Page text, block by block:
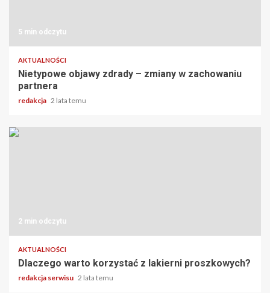
5 min odczytu
AKTUALNOŚCI
Nietypowe objawy zdrady – zmiany w zachowaniu
partnera
redakcja 2 lata temu
2 min odczytu
AKTUALNOŚCI
Dlaczego warto korzystać z lakierni proszkowych?
redakcja serwisu 2 lata temu